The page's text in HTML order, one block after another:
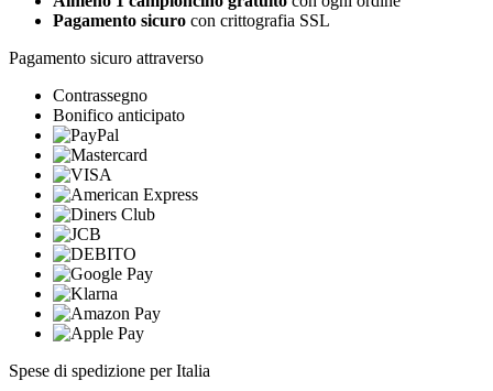
Pagamento sicuro con crittografia SSL
Pagamento sicuro attraverso
Contrassegno
Bonifico anticipato
Spese di spedizione per Italia